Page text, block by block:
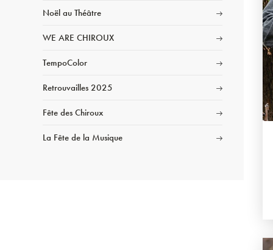
Noël au Théâtre
WE ARE CHIROUX
TempoColor
Retrouvailles 2025
Fête des Chiroux
La Fête de la Musique